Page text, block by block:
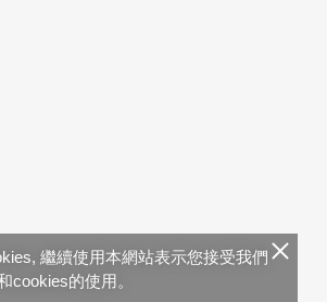
繼續使用本網站表示您接受我們
cookies的使用。